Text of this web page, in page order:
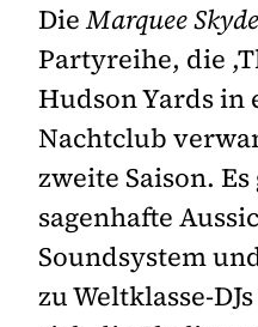
DieMarquee
Partyreihe, die
Hudson Yards in
Nachtclub
zweite Saison.
sagenhafte
Soundsystem
zu Weltklasse-